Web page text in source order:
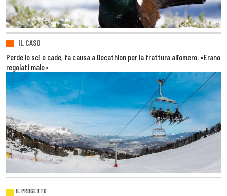
IL CASO
Perde lo sci e cade, fa causa a Decathlon per la frattura all’omero. «Erano
regolati male»
IL PROGETTO